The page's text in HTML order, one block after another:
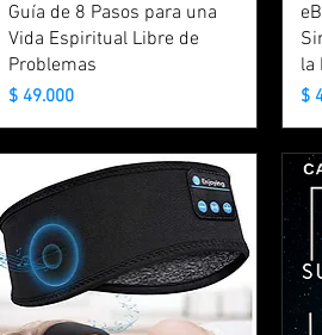
Guía de 8 Pasos para una
Vida Espiritual Libre de
Problemas
Precio
$ 49.000
la
$